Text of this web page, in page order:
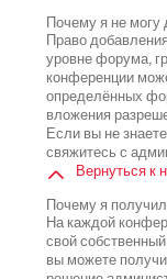
Почему я не могу
Право
уровне форума,
конференции
определённых
вложения
Если вы не
свяжитесь с
Вернуться к
Почему я
На каждой
свой
вы можете